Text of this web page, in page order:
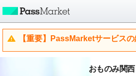
【重要】PassMarketサービス
おものみ関西